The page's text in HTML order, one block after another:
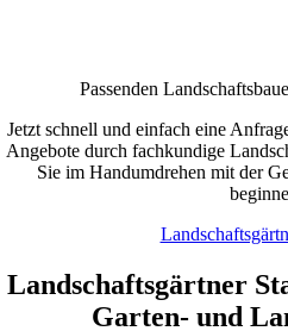
Passenden
Jetzt schnell und einfach eine
Angebote durch fachkundige
Sie im Handumdrehen mit der
Landschaftsgärtner
Garten- und